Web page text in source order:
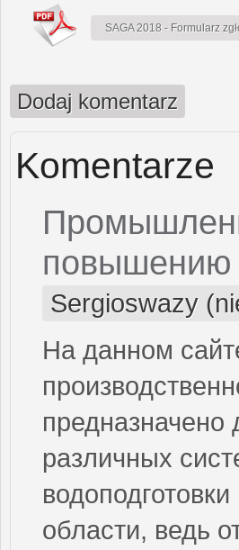
SAGA 2018 - Formularz
Dodaj komentarz
Komentarze
повышению
Sergioswazy
На данном
предназначено
различных
области, ведь